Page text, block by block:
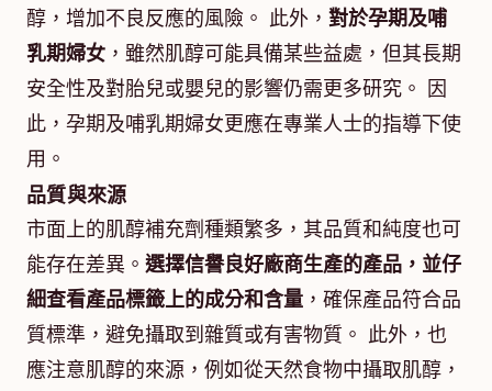
醇，增加不良反應的風險。 此外， 對於孕期及哺
乳期婦女 ，雖然肌醇可能具備某些益處，但其長期
安全性及對胎兒或嬰兒的影響仍需更多研究。 因
此，孕期及哺乳期婦女更應在專業人士的指導下使
用。
品質與來源
市面上的肌醇補充劑種類繁多，其品質和純度也可
能存在差異。 選擇信譽良好廠商生產的產品，並仔
細查看產品標籤上的成分和含量 ，確保產品符合品
質標準，避免攝取到雜質或有害物質。 此外，也
應注意肌醇的來源，例如從天然食物中攝取肌醇，